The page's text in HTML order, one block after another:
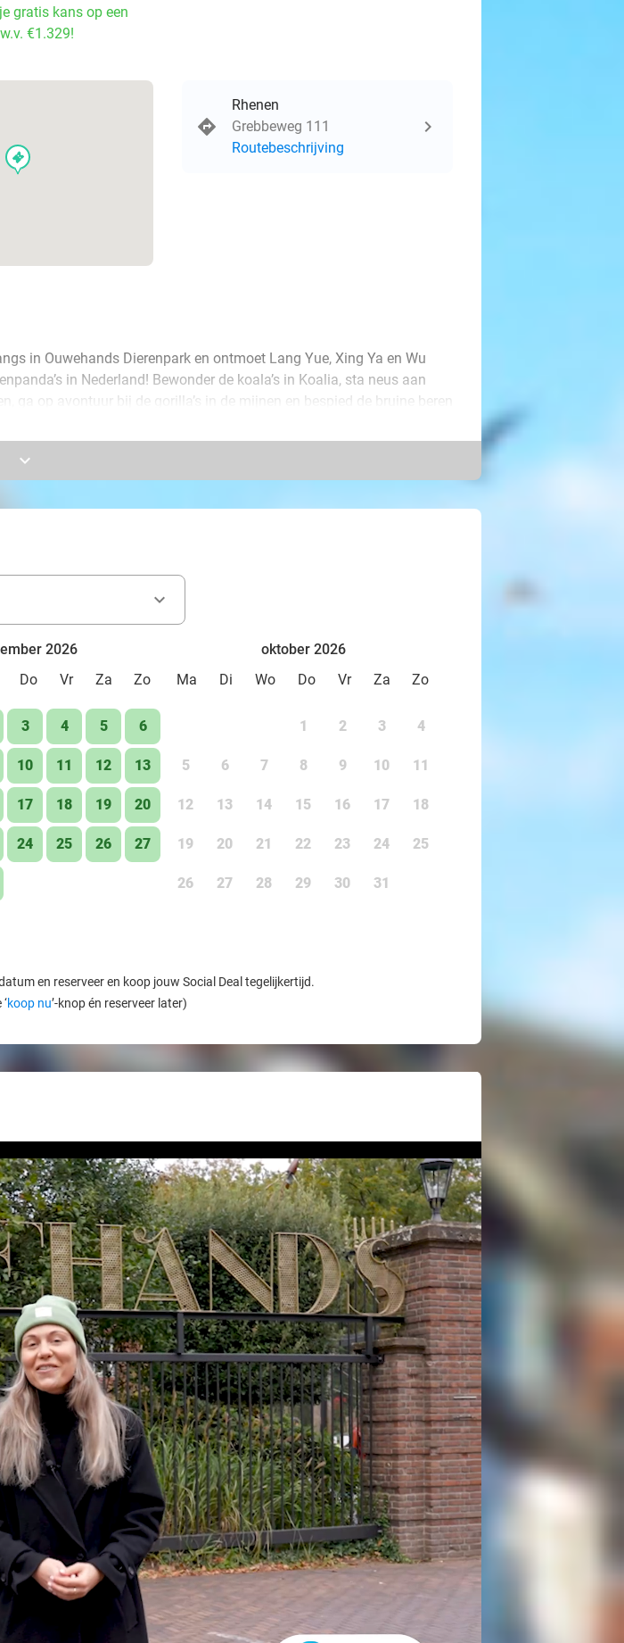
gratis kans op een
€1.329!
events
Rhenen
Grebbeweg 111
Routebeschrijving
in Ouwehands Dierenpark en ontmoet Lang Yue, Xing Ya en Wu
in Nederland! Bewonder de koala’s in Koalia, sta neus aan
ga op avontuur bij de gorilla’s in de mijnen en bespied de bruine beren
in de vernieuwde speeltuin Umkhosi of spring zo hoog als een
springkussens van de Maki Lounge. Geniet van heerlijke
vol humor en avontuur van Bamboo Bill.
van wilde soortgenoten en wat jij kunt doen om hen te
keyboard_arrow_down
2026
Do Vr Za Zo
3 4 5 6
10 11 12 13
17 18 19 20
24 25 26 27
oktober 2026
Ma
Di Wo Do Vr Za Zo
1 2 3 4
5 6 7 8 9 10 11
12 13 14 15 16 17 18
19 20 21 22 23 24 25
26 27 28 29 30 31
en reserveer en koop jouw Social Deal tegelijkertijd.
koop nu’-knop én reserveer later)